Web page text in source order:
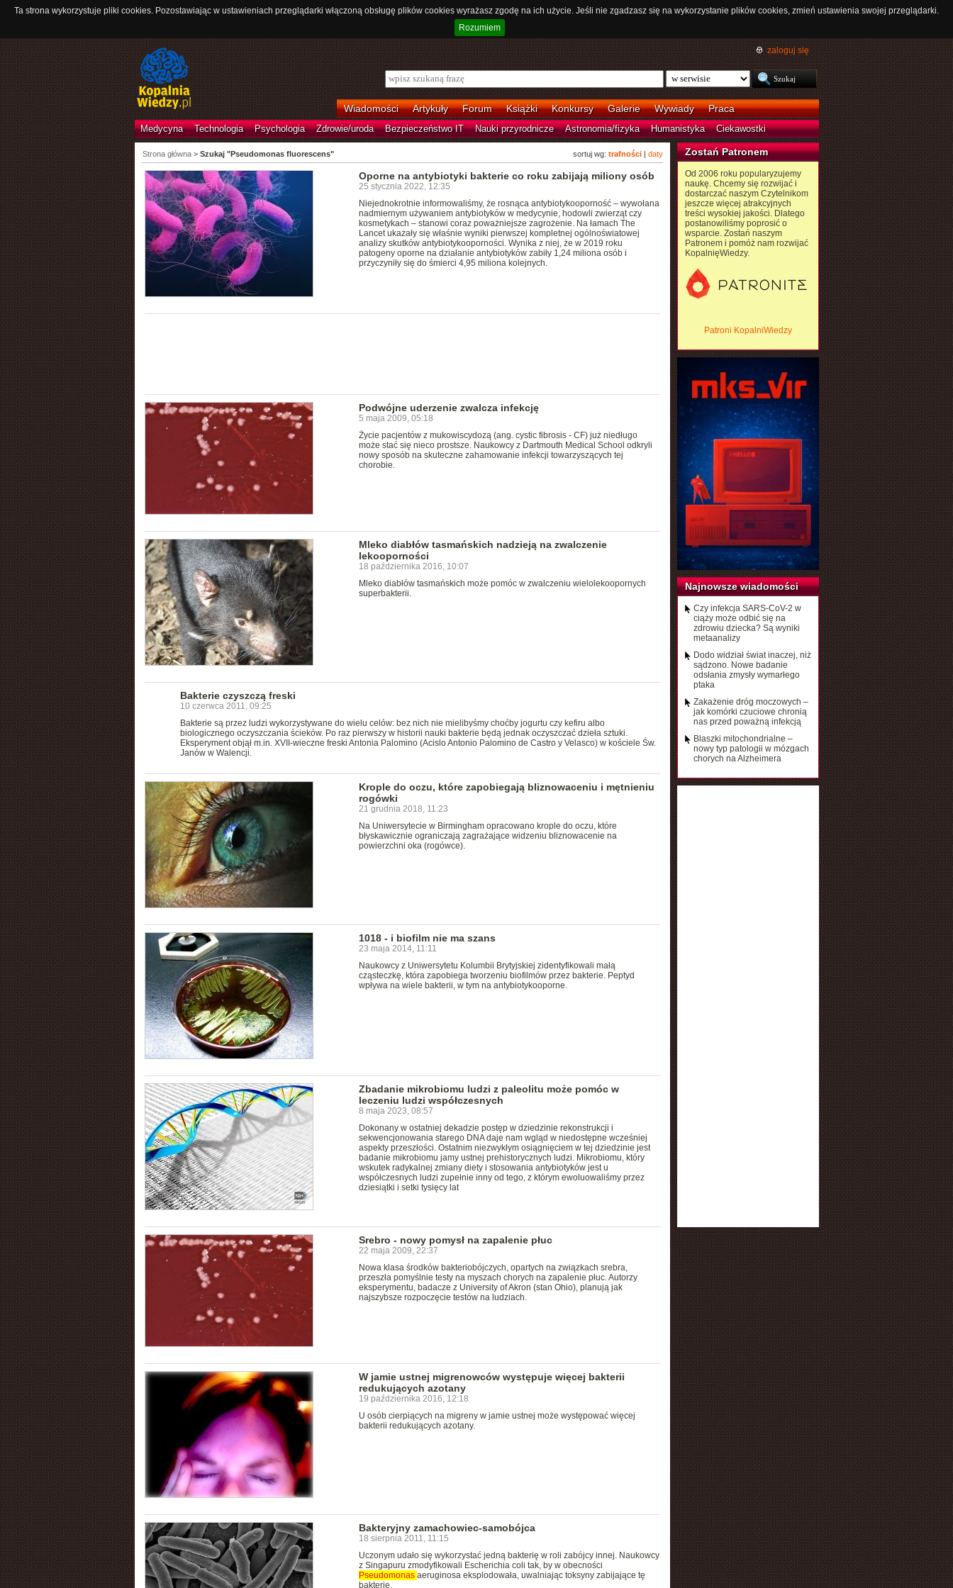
Ta strona wykorzystuje pliki cookies. Pozostawiając w ustawieniach przeglądarki włączoną obsługę plików cookies wyrażasz zgodę na ich użycie. Jeśli nie zgadzasz się na wykorzystanie plików cookies, zmień ustawienia swojej przeglądarki.
Rozumiem
zaloguj się
Wiadomości Artykuły Forum Książki Konkursy Galerie Wywiady Praca
Medycyna Technologia Psychologia Zdrowie/uroda Bezpieczeństwo IT Nauki przyrodnicze Astronomia/fizyka Humanistyka Ciekawostki
sortuj wg: trafności| daty
Strona główna> Szukaj "Pseudomonas fluorescens"
Oporne na antybiotyki bakterie co roku zabijają miliony osób
25 stycznia 2022, 12:35
Niejednokrotnie informowaliśmy, że rosnąca antybiotykooporność – wywołana
nadmiernym używaniem antybiotyków w medycynie, hodowli zwierząt czy
kosmetykach – stanowi coraz poważniejsze zagrożenie. Na łamach The
Lancet ukazały się właśnie wyniki pierwszej kompletnej ogólnoświatowej
analizy skutków antybiotykooporności. Wynika z niej, że w 2019 roku
patogeny oporne na działanie antybiotyków zabiły 1,24 miliona osób i
przyczyniły się do śmierci 4,95 miliona kolejnych.
Podwójne uderzenie zwalcza infekcję
5 maja 2009, 05:18
Życie pacjentów z mukowiscydozą (ang. cystic fibrosis - CF) już niedługo
może stać się nieco prostsze. Naukowcy z Dartmouth Medical School odkryli
nowy sposób na skuteczne zahamowanie infekcji towarzyszących tej
chorobie.
Mleko diabłów tasmańskich nadzieją na zwalczenie
lekooporności
18 października 2016, 10:07
Mleko diabłów tasmańskich może pomóc w zwalczeniu wielolekoopornych
superbakterii.
Bakterie czyszczą freski
10 czerwca 2011, 09:25
Bakterie są przez ludzi wykorzystywane do wielu celów: bez nich nie mielibyśmy choćby jogurtu czy kefiru albo
biologicznego oczyszczania ścieków. Po raz pierwszy w historii nauki bakterie będą jednak oczyszczać dzieła sztuki.
Eksperyment objął m.in. XVII-wieczne freski Antonia Palomino (Acislo Antonio Palomino de Castro y Velasco) w kościele Św.
Janów w Walencji.
Krople do oczu, które zapobiegają bliznowaceniu i mętnieniu
rogówki
21 grudnia 2018, 11:23
Na Uniwersytecie w Birmingham opracowano krople do oczu, które
błyskawicznie ograniczają zagrażające widzeniu bliznowacenie na
powierzchni oka (rogówce).
1018 - i biofilm nie ma szans
23 maja 2014, 11:11
Naukowcy z Uniwersytetu Kolumbii Brytyjskiej zidentyfikowali małą
cząsteczkę, która zapobiega tworzeniu biofilmów przez bakterie. Peptyd
wpływa na wiele bakterii, w tym na antybiotykooporne.
Zbadanie mikrobiomu ludzi z paleolitu może pomóc w
leczeniu ludzi współczesnych
8 maja 2023, 08:57
Dokonany w ostatniej dekadzie postęp w dziedzinie rekonstrukcji i
sekwencjonowania starego DNA daje nam wgląd w niedostępne wcześniej
aspekty przeszłości. Ostatnim niezwykłym osiągnięciem w tej dziedzinie jest
badanie mikrobiomu jamy ustnej prehistorycznych ludzi. Mikrobiomu, który
wskutek radykalnej zmiany diety i stosowania antybiotyków jest u
współczesnych ludzi zupełnie inny od tego, z którym ewoluowaliśmy przez
dziesiątki i setki tysięcy lat
Srebro - nowy pomysł na zapalenie płuc
22 maja 2009, 22:37
Nowa klasa środków bakteriobójczych, opartych na związkach srebra,
przeszła pomyślnie testy na myszach chorych na zapalenie płuc. Autorzy
eksperymentu, badacze z University of Akron (stan Ohio), planują jak
najszybsze rozpoczęcie testów na ludziach.
W jamie ustnej migrenowców występuje więcej bakterii
redukujących azotany
19 października 2016, 12:18
U osób cierpiących na migreny w jamie ustnej może występować więcej
bakterii redukujących azotany.
Bakteryjny zamachowiec-samobójca
18 sierpnia 2011, 11:15
Uczonym udało się wykorzystać jedną bakterię w roli zabójcy innej. Naukowcy
z Singapuru zmodyfikowali Escherichia coli tak, by w obecności
Pseudomonas aeruginosa eksplodowała, uwalniając toksyny zabijające tę
bakterię.
Zostań Patronem
Od 2006 roku popularyzujemy
naukę. Chcemy się rozwijać i
dostarczać naszym Czytelnikom
jeszcze więcej atrakcyjnych
treści wysokiej jakości. Dlatego
postanowiliśmy poprosić o
wsparcie. Zostań naszym
Patronem i pomóż nam rozwijać
KopalnięWiedzy.
Patroni KopalniWiedzy
Najnowsze wiadomości
Czy infekcja SARS-CoV-2 w
ciąży może odbić się na
zdrowiu dziecka? Są wyniki
metaanalizy
Dodo widział świat inaczej, niż
sądzono. Nowe badanie
odsłania zmysły wymarłego
ptaka
Zakażenie dróg moczowych –
jak komórki czuciowe chronią
nas przed poważną infekcją
Blaszki mitochondrialne –
nowy typ patologii w mózgach
chorych na Alzheimera